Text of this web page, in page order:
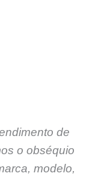
de
o obséquio
modelo,